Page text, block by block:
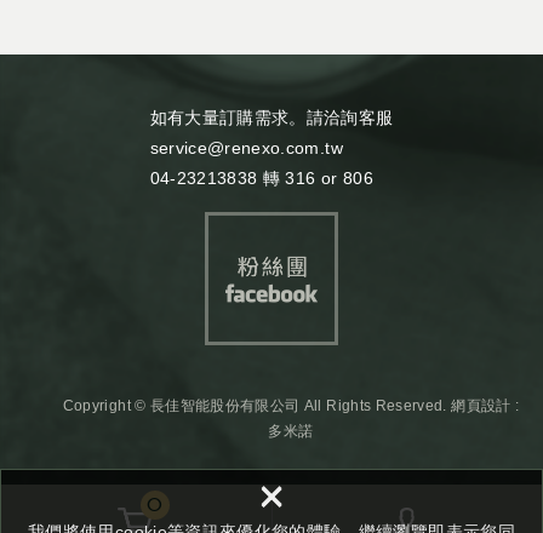
×
如有大量訂購需求。請洽詢客服
service@renexo.com.tw
04-23213838 轉 316 or 806
Copyright © 長佳智能股份有限公司 All Rights Reserved. 網頁設計 :
多米諾
0